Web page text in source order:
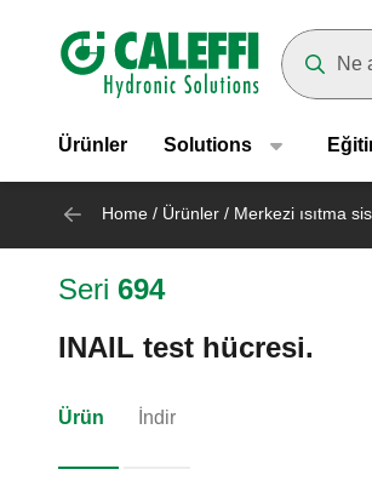
Header main
Ürünler Solutions
Home / Ürünler / Merkezi ısıtma
Seri 694
INAIL test hücresi.
Ürün İndir